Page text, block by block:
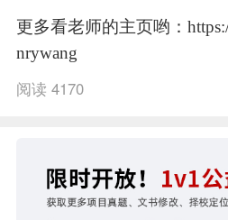
更多看老师的主页哟：
nrywang
阅读 4170